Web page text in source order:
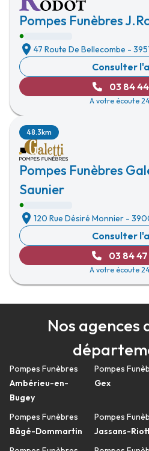
Pompes Funèbres
47 Route De Bellecombe -
Consulter
03 84
A votre écoute
Pompes Funèbres
Saunier
48.3km
120 Rue Désiré Monnier -
Consulter
03 84
A votre écoute
Nos agences
Pompes Funèbres
Ambérieu-en-
Bugey
Pompes Funèbres
Bâgé-Dommartin
Pompes
Gex
Pompes
Jassans-